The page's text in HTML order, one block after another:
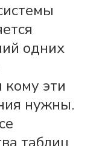
одних
кому эти
нужны.